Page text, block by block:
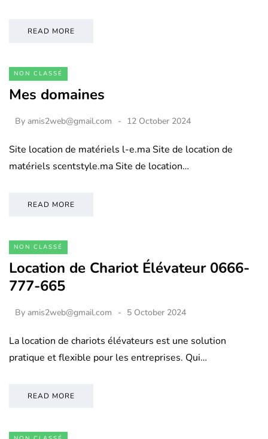
READ MORE
NON CLASSÉ
Mes domaines
By amis2web@gmail.com 12 October 2024
Site location de matériels l-e.ma Site de location de
matériels scentstyle.ma Site de location…
READ MORE
NON CLASSÉ
Location de Chariot Élévateur 0666-
777-665
By amis2web@gmail.com 5 October 2024
La location de chariots élévateurs est une solution
pratique et flexible pour les entreprises. Qui…
READ MORE